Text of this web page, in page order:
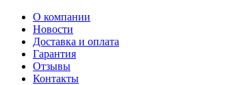
О компании
Новости
Доставка и оплата
Гарантия
Отзывы
Контакты